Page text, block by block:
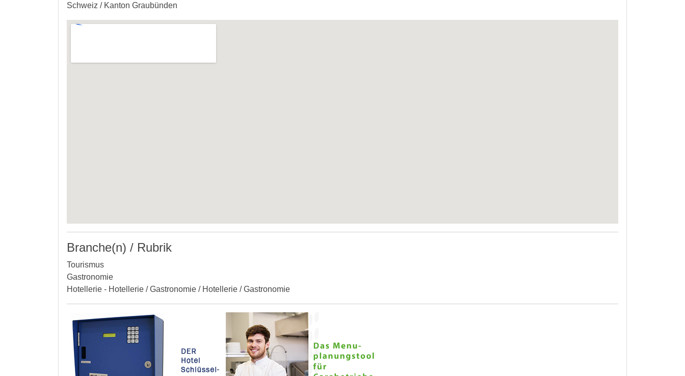
Schweiz / Kanton Graubünden
Branche(n) / Rubrik
Tourismus
Gastronomie
Hotellerie - Hotellerie / Gastronomie / Hotellerie / Gastronomie